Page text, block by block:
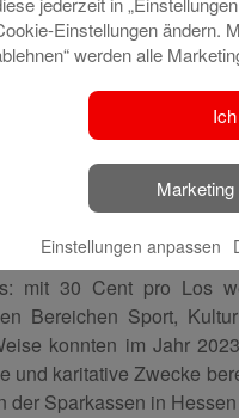
für die Menschen vor
In diesem Jahr haben
inklusive den
an gemeinnützige
Ole Schön.
stammt unter
Sparen ist eine
4,80 Euro angespart, mit
teil. Außerdem tut man
mit 30 Cent pro Los
Bereichen Sport,
konnten im Jahr
und karitative Zwecke
Sparkassen in
Einstellungen ändern.
werden alle
Einstellungen anpassen